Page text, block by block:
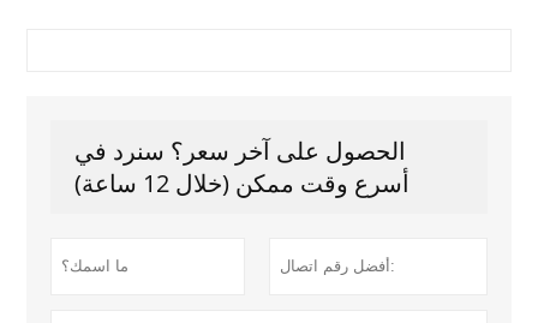
الحصول على آخر سعر؟ سنرد في
أسرع وقت ممكن (خلال 12 ساعة)